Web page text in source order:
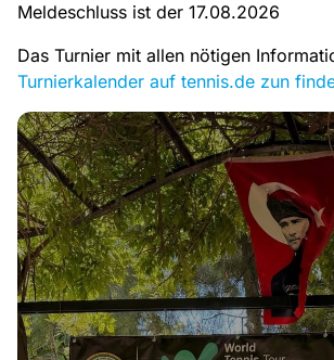
Meldeschluss ist der 17.08.2026
Das Turnier mit allen nötigen
Turnierkalender auf tennis.de zun